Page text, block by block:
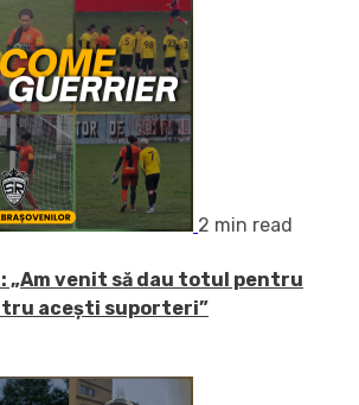
2 min read
„Am venit să dau totul pentru
acești suporteri”